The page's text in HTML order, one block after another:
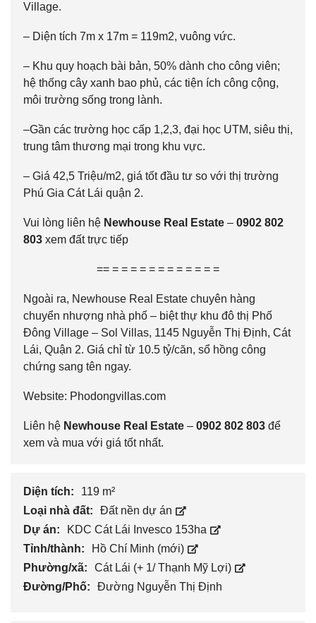
Village.
– Diện tích 7m x 17m = 119m2, vuông vức.
– Khu quy hoạch bài bản, 50% dành cho công viên;
hệ thống cây xanh bao phủ, các tiện ích công cộng,
môi trường sống trong lành.
–Gần các trường học cấp 1,2,3, đại học UTM, siêu thị,
trung tâm thương mại trong khu vực.
– Giá 42,5 Triệu/m2, giá tốt đầu tư so với thị trường
Phú Gia Cát Lái quận 2.
Vui lòng liên hệ Newhouse Real Estate – 0902 802
803 xem đất trực tiếp
== = = = = = = = = = = = =
Ngoài ra, Newhouse Real Estate chuyên hàng
chuyển nhượng nhà phố – biệt thự khu đô thị Phố
Đông Village – Sol Villas, 1145 Nguyễn Thị Định, Cát
Lái, Quận 2. Giá chỉ từ 10.5 tỷ/căn, sổ hồng công
chứng sang tên ngay.
Website: Phodongvillas.com
Liên hệ Newhouse Real Estate – 0902 802 803 để
xem và mua với giá tốt nhất.
Diện tích:
119 m²
Loại nhà đất:
Đất nền dự án
Dự án:
KDC Cát Lái Invesco 153ha
Tỉnh/thành:
Hồ Chí Minh (mới)
Phường/xã:
Cát Lái (+ 1/ Thạnh Mỹ Lợi)
Đường/Phố:
Đường Nguyễn Thị Định